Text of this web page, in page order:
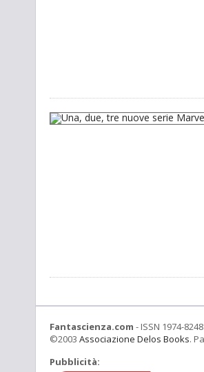
Fantascienza.com - ISSN 1974-
©2003 Associazione Delos Books.
Pubblicità: